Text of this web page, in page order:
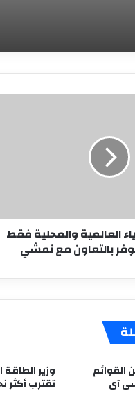
العالمية والمحلية فقط
بالتعاون مع نمشي
القوائم
آى
وزير
تقترب أكثر